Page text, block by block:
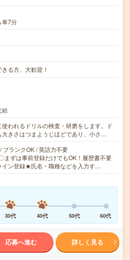
車7分
る方、大歓迎！
給
われるドリルの検査・研磨をします。ド
大きさはつまようじほどであり、小さ…
ブランクOK / 英語力不要
まずは事前登録だけでもOK！履歴書不要
イン登録★氏名・職種などを入力す…
30代 40代 50代 60代
応募へ進む 詳しく見る